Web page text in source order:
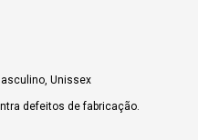
Unissex
defeitos de fabricação.